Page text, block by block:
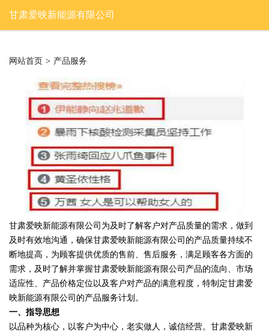
甘肃爱映新能源有限公司
网站首页 > 产品服务
甘肃爱映新能源有限公司为及时了解客户对产品质量的需求，做到
及时有效地沟通，确保甘肃爱映新能源有限公司的产品质量持续不
断地提高，为顾客提供优质的售前、售后服务，满足顾客各方面的
需求，及时了解并掌握甘肃爱映新能源有限公司产品的流向、市场
适应性、产品价格定位以及客户对产品的满意程度，特制定甘肃爱
映新能源有限公司的产品服务计划。
一、指导思想
以品种为核心，以客户为中心，老实做人，诚信经营。甘肃爱映新